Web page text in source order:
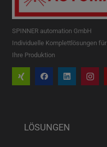
SPINNER automation GmbH
Individuelle Komplettlösungen für
Ihre Produktion
LÖSUNGEN